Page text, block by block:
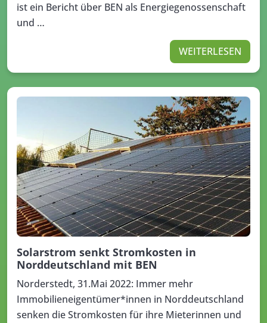
ist ein Bericht über BEN als Energiegenossenschaft
und …
WEITERLESEN
Solarstrom senkt Stromkosten in
Norddeutschland mit BEN
Norderstedt, 31.Mai 2022: Immer mehr
Immobilieneigentümer*innen in Norddeutschland
senken die Stromkosten für ihre Mieterinnen und